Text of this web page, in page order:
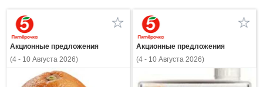
Акционные предложения
(4 - 10 Августа 2026)
Акционные предложения
(4 - 10 Августа 2026)